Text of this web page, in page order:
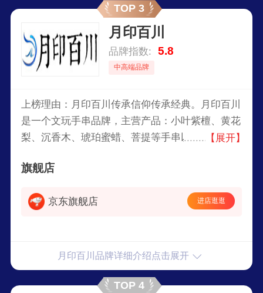
TOP 3
月印百川
品牌指数: 5.8
中高端品牌
上榜理由：月印百川传承信仰传承经典。月印百川
是一个文玩手串品牌，主营产品：小叶紫檀、黄花
梨、沉香木、琥珀蜜蜡、菩提等手串以及各类时尚
承于一体的文玩精品。
【展开】
旗舰店
京东旗舰店 进店逛逛
月印百川品牌详细介绍点击展开
TOP 4